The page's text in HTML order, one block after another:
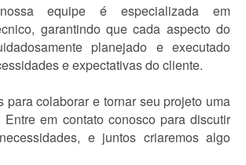
equipe é especializada em
garantindo que cada aspecto do
planejado e executado
e expectativas do cliente.
para colaborar e tornar seu projeto uma
Entre em contato conosco para discutir
e juntos criaremos algo